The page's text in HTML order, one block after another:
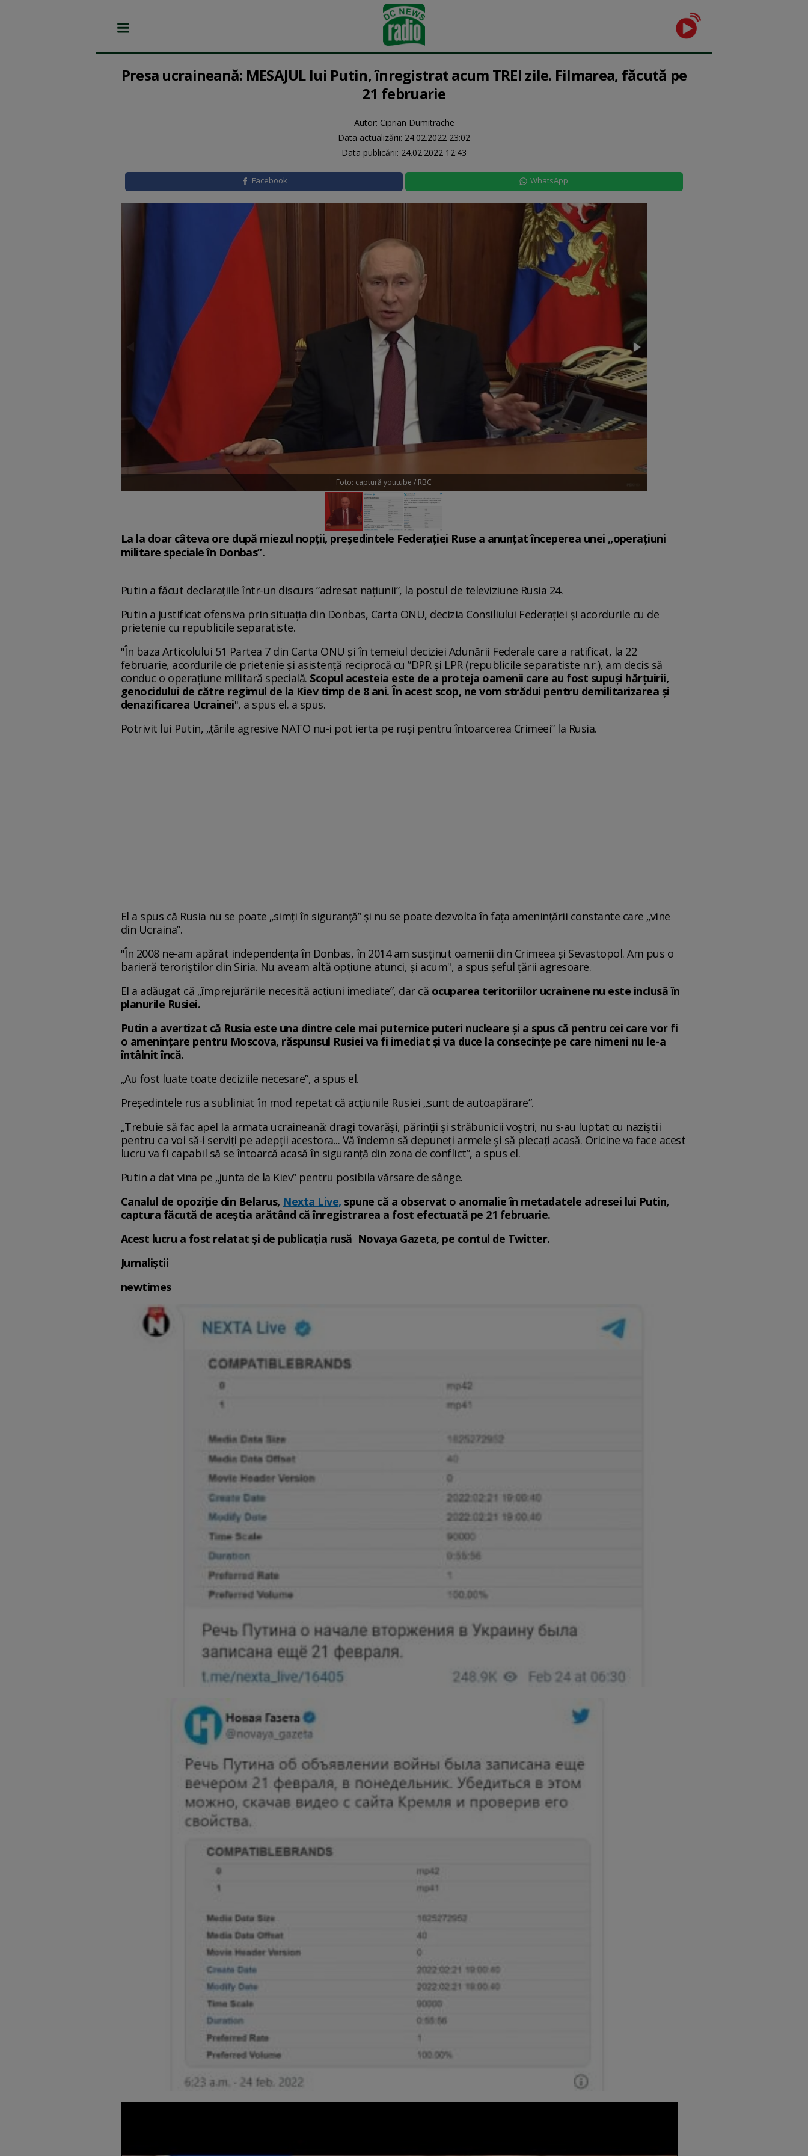
Presa ucraineană: MESAJUL lui Putin, înregistrat acum TREI zile. Filmarea, făcută pe
21 februarie
Autor: Ciprian Dumitrache
Data actualizării: 24.02.2022 23:02
Data publicării: 24.02.2022 12:43
Facebook WhatsApp
Foto: captură youtube / RBC
La la doar câteva ore după miezul nopții, președintele Federației Ruse a anunțat începerea unei „operațiuni
militare speciale în Donbas”.
Putin a făcut declarațiile într-un discurs ”adresat națiunii”, la postul de televiziune Rusia 24.
Putin a justificat ofensiva prin situația din Donbas, Carta ONU, decizia Consiliului Federației și acordurile cu de
prietenie cu republicile separatiste.
"În baza Articolului 51 Partea 7 din Carta ONU și în temeiul deciziei Adunării Federale care a ratificat, la 22
februarie, acordurile de prietenie și asistență reciprocă cu ”DPR și LPR (republicile separatiste n.r.), am decis să
conduc o operațiune militară specială. Scopul acesteia este de a proteja oamenii care au fost supuși hărțuirii,
genocidului de către regimul de la Kiev timp de 8 ani. În acest scop, ne vom strădui pentru demilitarizarea și
denazificarea Ucrainei", a spus el. a spus.
Potrivit lui Putin, „țările agresive NATO nu-i pot ierta pe ruși pentru întoarcerea Crimeei” la Rusia.
El a spus că Rusia nu se poate „simți în siguranță” și nu se poate dezvolta în fața amenințării constante care „vine
din Ucraina”.
"În 2008 ne-am apărat independența în Donbas, în 2014 am susținut oamenii din Crimeea și Sevastopol. Am pus o
barieră teroriștilor din Siria. Nu aveam altă opțiune atunci, și acum", a spus șeful țării agresoare.
El a adăugat că „împrejurările necesită acțiuni imediate”, dar că ocuparea teritoriilor ucrainene nu este inclusă în
planurile Rusiei.
Putin a avertizat că Rusia este una dintre cele mai puternice puteri nucleare și a spus că pentru cei care vor fi
o amenințare pentru Moscova, răspunsul Rusiei va fi imediat și va duce la consecințe pe care nimeni nu le-a
întâlnit încă.
„Au fost luate toate deciziile necesare”, a spus el.
Președintele rus a subliniat în mod repetat că acțiunile Rusiei „sunt de autoapărare”.
„Trebuie să fac apel la armata ucraineană: dragi tovarăși, părinții și străbunicii voștri, nu s-au luptat cu naziștii
pentru ca voi să-i serviți pe adepții acestora... Vă îndemn să depuneți armele și să plecați acasă. Oricine va face acest
lucru va fi capabil să se întoarcă acasă în siguranță din zona de conflict”, a spus el.
Putin a dat vina pe „junta de la Kiev” pentru posibila vărsare de sânge.
Canalul de opoziție din Belarus, Nexta Live, spune că a observat o anomalie în metadatele adresei lui Putin,
captura făcută de aceștia arătând că înregistrarea a fost efectuată pe 21 februarie.
Acest lucru a fost relatat și de publicația rusă Novaya Gazeta, pe contul de Twitter.
Jurnaliștii
newtimes